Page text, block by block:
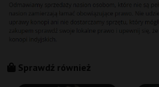
Sprawdź również